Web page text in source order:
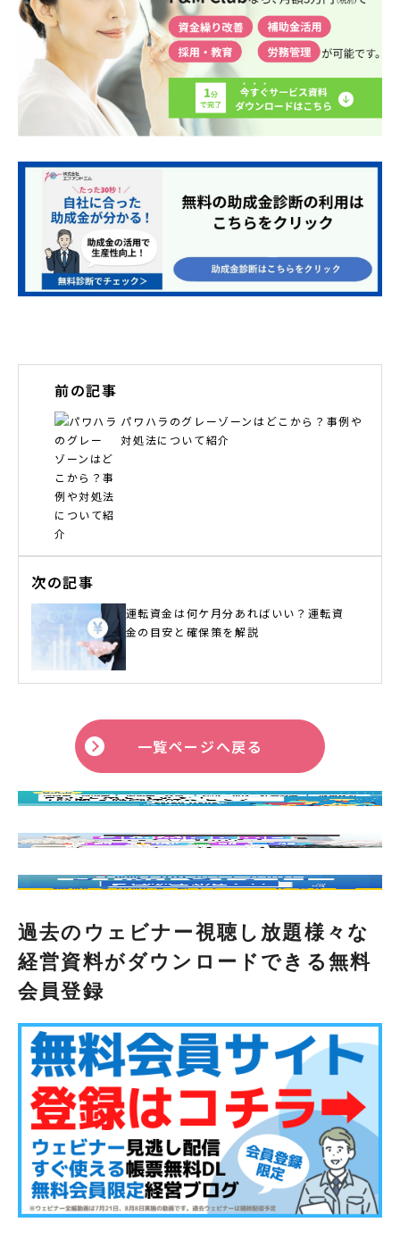
前の記事
パワハラのグレーゾーンはどこから？事例や
対処法について紹介
次の記事
運転資金は何ケ月分あればいい？運転資
金の目安と確保策を解説
一覧ページへ戻る
過去のウェビナー視聴し放題様々な
経営資料がダウンロードできる無料
会員登録